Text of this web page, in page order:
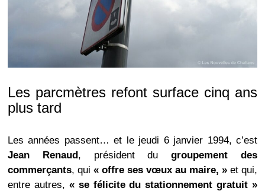
Les parcmètres refont surface cinq ans
plus tard
Les années passent… et le jeudi 6 janvier 1994, c’est
Jean Renaud, président dugroupement des
commerçants, qui « offre ses vœux au maire, » et qui,
entre autres, « se félicite du stationnement gratuit »